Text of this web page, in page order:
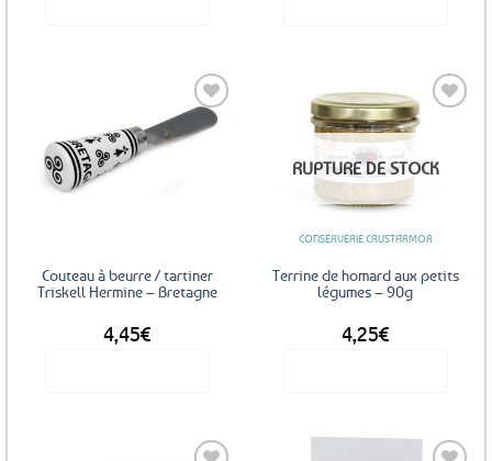
Couteau à beurre / tartiner
Triskell Hermine – Bretagne
4,45€
Ajouter
aux
RUPTURE DE STOCK
CONSERVERIE CRUSTARMOR
Terrine de homard aux petits
légumes – 90g
4,25€